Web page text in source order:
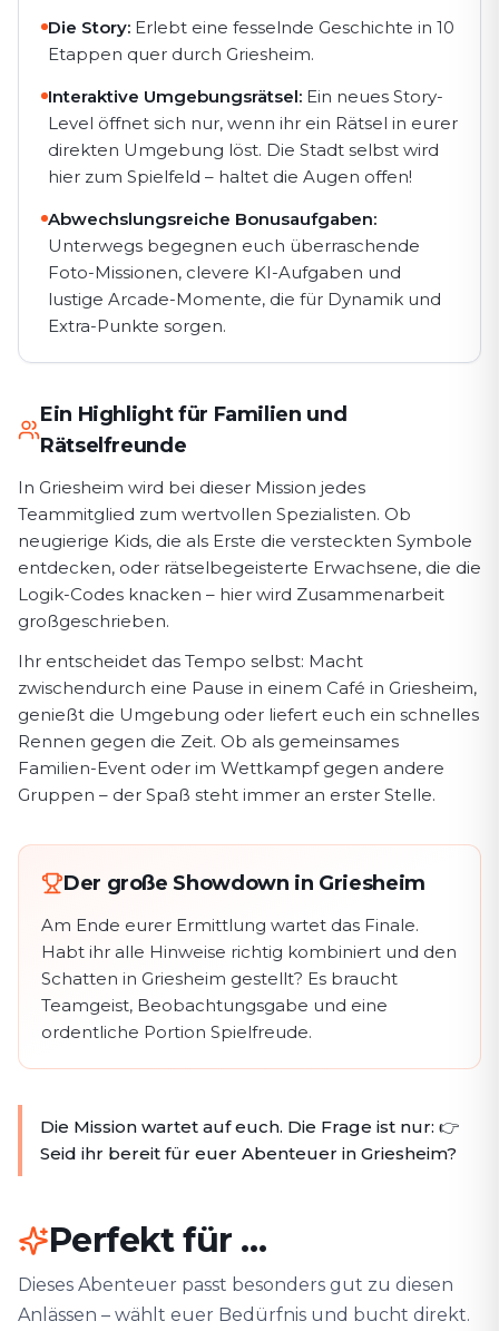
Die Story: Erlebt eine fesselnde Geschichte in 10
Etappen quer durch Griesheim.
Interaktive Umgebungsrätsel: Ein neues Story-
Level öffnet sich nur, wenn ihr ein Rätsel in eurer
direkten Umgebung löst. Die Stadt selbst wird
hier zum Spielfeld – haltet die Augen offen!
Abwechslungsreiche Bonusaufgaben:
Unterwegs begegnen euch überraschende
Foto-Missionen, clevere KI-Aufgaben und
lustige Arcade-Momente, die für Dynamik und
Extra-Punkte sorgen.
Ein Highlight für Familien und
Rätselfreunde
In Griesheim wird bei dieser Mission jedes
Teammitglied zum wertvollen Spezialisten. Ob
neugierige Kids, die als Erste die versteckten Symbole
entdecken, oder rätselbegeisterte Erwachsene, die die
Logik-Codes knacken – hier wird Zusammenarbeit
großgeschrieben.
Ihr entscheidet das Tempo selbst: Macht
zwischendurch eine Pause in einem Café in Griesheim,
genießt die Umgebung oder liefert euch ein schnelles
Rennen gegen die Zeit. Ob als gemeinsames
Familien-Event oder im Wettkampf gegen andere
Gruppen – der Spaß steht immer an erster Stelle.
Der große Showdown in Griesheim
Am Ende eurer Ermittlung wartet das Finale.
Habt ihr alle Hinweise richtig kombiniert und den
Schatten in Griesheim gestellt? Es braucht
Teamgeist, Beobachtungsgabe und eine
ordentliche Portion Spielfreude.
Die Mission wartet auf euch. Die Frage ist nur: 👉
Seid ihr bereit für euer Abenteuer in Griesheim?
Perfekt für …
Dieses Abenteuer passt besonders gut zu diesen
Anlässen – wählt euer Bedürfnis und bucht direkt.